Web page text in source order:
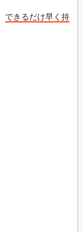
できるだけ早く持